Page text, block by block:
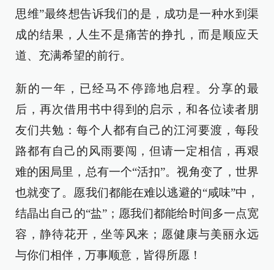
思维”最终想告诉我们的是，成功是一种水到渠
成的结果，人生不是痛苦的挣扎，而是顺应天
道、充满希望的前行。
新的一年，已经马不停蹄地启程。分享的最
后，再次借用书中得到的启示，和各位读者朋
友们共勉：每个人都有自己的江河要渡，每段
路都有自己的风雨要闯，但请一定相信，再艰
难的困局里，总有一个“活扣”。视角变了，世界
也就变了。愿我们都能在难以逃避的“咸味”中，
结晶出自己的“盐”；愿我们都能给时间多一点宽
容，静待花开，坐等风来；愿健康与美丽永远
与你们相伴，万事顺意，皆得所愿！